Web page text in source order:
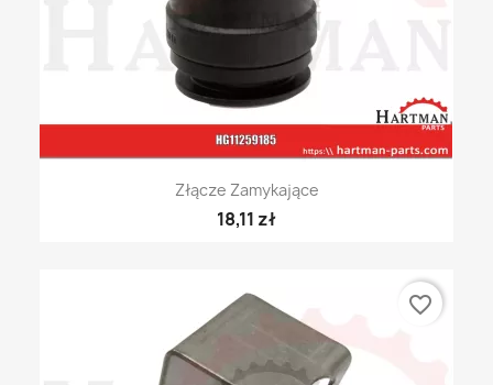
Złącze Zamykające
18,11 zł
favorite_border